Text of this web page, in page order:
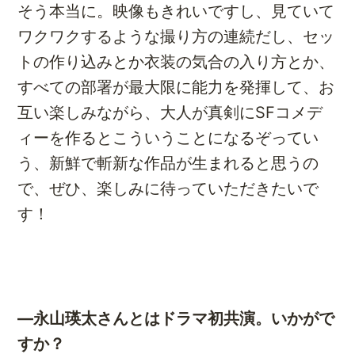
そう本当に。映像もきれいですし、見ていて
ワクワクするような撮り方の連続だし、セッ
トの作り込みとか衣装の気合の入り方とか、
すべての部署が最大限に能力を発揮して、お
互い楽しみながら、大人が真剣にSFコメデ
ィーを作るとこういうことになるぞってい
う、新鮮で斬新な作品が生まれると思うの
で、ぜひ、楽しみに待っていただきたいで
す！
―永山瑛太さんとはドラマ初共演。いかがで
すか？